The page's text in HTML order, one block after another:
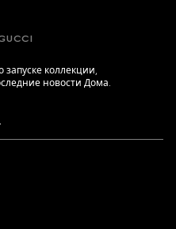
запуске коллекции,
новости Дома.